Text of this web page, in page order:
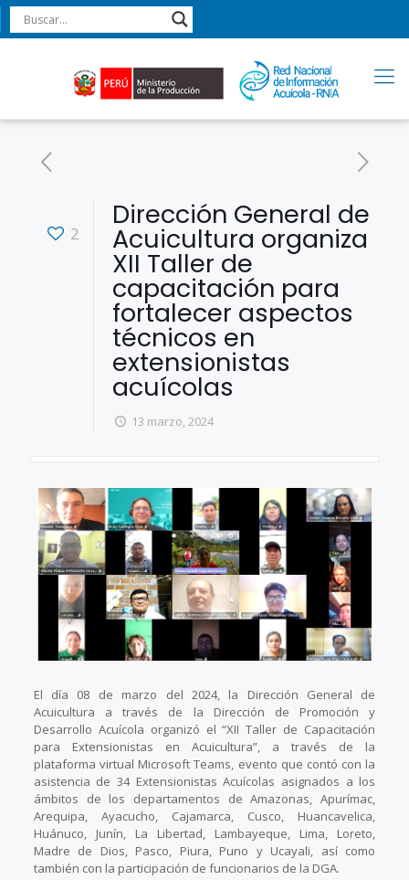
2
Dirección General de
Acuicultura organiza
XII Taller de
capacitación para
fortalecer aspectos
técnicos en
extensionistas
acuícolas
13 marzo, 2024
El día 08 de marzo del 2024, la Dirección General de
Acuicultura a través de la Dirección de Promoción y
Desarrollo Acuícola organizó el “XII Taller de Capacitación
para Extensionistas en Acuicultura”, a través de la
plataforma virtual Microsoft Teams, evento que contó con la
asistencia de 34 Extensionistas Acuícolas asignados a los
ámbitos de los departamentos de Amazonas, Apurímac,
Arequipa, Ayacucho, Cajamarca, Cusco, Huancavelica,
Huánuco, Junín, La Libertad, Lambayeque, Lima, Loreto,
Madre de Dios, Pasco, Piura, Puno y Ucayali, así como
también con la participación de funcionarios de la DGA.